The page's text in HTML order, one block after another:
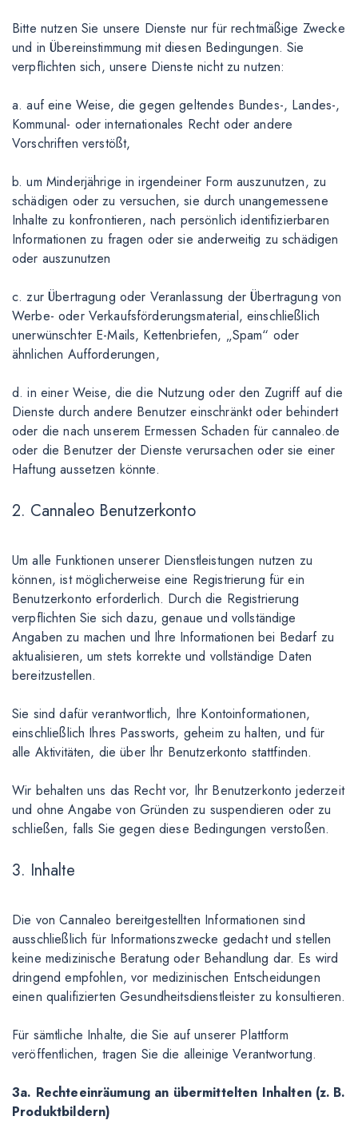
Bitte nutzen Sie unsere Dienste nur für rechtmäßige Zwecke
und in Übereinstimmung mit diesen Bedingungen. Sie
verpflichten sich, unsere Dienste nicht zu nutzen:
a. auf eine Weise, die gegen geltendes Bundes-, Landes-,
Kommunal- oder internationales Recht oder andere
Vorschriften verstößt,
b. um Minderjährige in irgendeiner Form auszunutzen, zu
schädigen oder zu versuchen, sie durch unangemessene
Inhalte zu konfrontieren, nach persönlich identifizierbaren
Informationen zu fragen oder sie anderweitig zu schädigen
oder auszunutzen
c. zur Übertragung oder Veranlassung der Übertragung von
Werbe- oder Verkaufsförderungsmaterial, einschließlich
unerwünschter E-Mails, Kettenbriefen, „Spam“ oder
ähnlichen Aufforderungen,
d. in einer Weise, die die Nutzung oder den Zugriff auf die
Dienste durch andere Benutzer einschränkt oder behindert
oder die nach unserem Ermessen Schaden für cannaleo.de
oder die Benutzer der Dienste verursachen oder sie einer
Haftung aussetzen könnte.
2. Cannaleo Benutzerkonto
Um alle Funktionen unserer Dienstleistungen nutzen zu
können, ist möglicherweise eine Registrierung für ein
Benutzerkonto erforderlich. Durch die Registrierung
verpflichten Sie sich dazu, genaue und vollständige
Angaben zu machen und Ihre Informationen bei Bedarf zu
aktualisieren, um stets korrekte und vollständige Daten
bereitzustellen.
Sie sind dafür verantwortlich, Ihre Kontoinformationen,
einschließlich Ihres Passworts, geheim zu halten, und für
alle Aktivitäten, die über Ihr Benutzerkonto stattfinden.
Wir behalten uns das Recht vor, Ihr Benutzerkonto jederzeit
und ohne Angabe von Gründen zu suspendieren oder zu
schließen, falls Sie gegen diese Bedingungen verstoßen.
3. Inhalte
Die von Cannaleo bereitgestellten Informationen sind
ausschließlich für Informationszwecke gedacht und stellen
keine medizinische Beratung oder Behandlung dar. Es wird
dringend empfohlen, vor medizinischen Entscheidungen
einen qualifizierten Gesundheitsdienstleister zu konsultieren.
Für sämtliche Inhalte, die Sie auf unserer Plattform
veröffentlichen, tragen Sie die alleinige Verantwortung.
3a. Rechteeinräumung an übermittelten Inhalten (z. B.
Produktbildern)